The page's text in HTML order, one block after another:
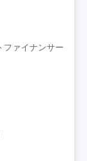
ファイナンサー